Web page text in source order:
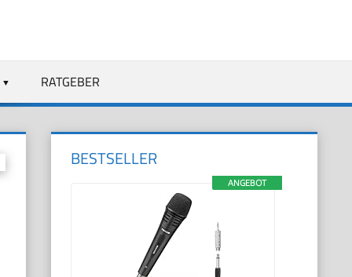
RATGEBER
BESTSELLER
ANGEBOT